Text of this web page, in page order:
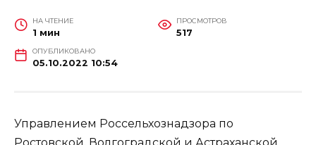
НА ЧТЕНИЕ
1 мин
ПРОСМОТРОВ
517
ОПУБЛИКОВАНО
05.10.2022 10:54
Управлением Россельхознадзора по
Ростовской, Волгоградской и Астраханской